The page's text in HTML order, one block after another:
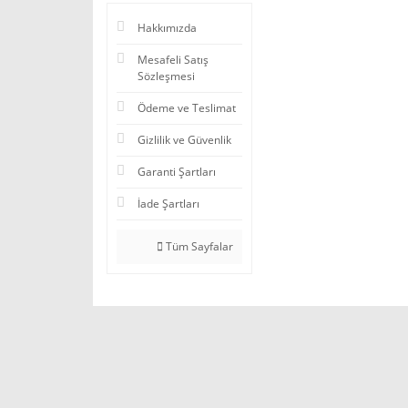
Hakkımızda
Mesafeli Satış
Sözleşmesi
Ödeme ve Teslimat
Gizlilik ve Güvenlik
Garanti Şartları
İade Şartları
Tüm Sayfalar